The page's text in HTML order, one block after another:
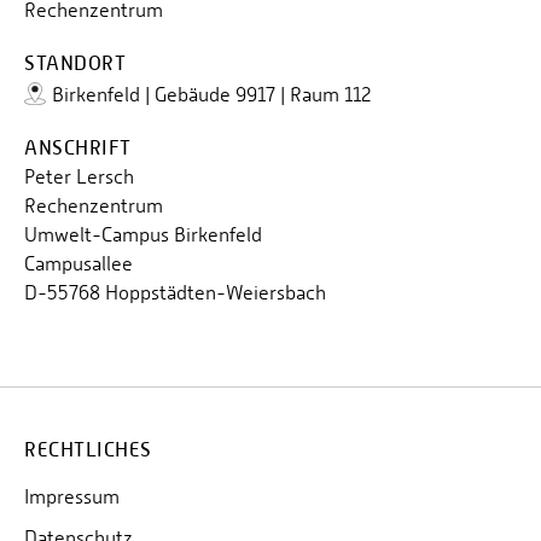
Personalvertretungen
Schwerbehindertenvertretungen
Informationssicherheit
Personalentwicklung
Personensuche
Rechenzentrum
STANDORT
Birkenfeld | Gebäude 9917 | Raum 112
ANSCHRIFT
Peter Lersch
Rechenzentrum
Umwelt-Campus Birkenfeld
Campusallee
D-55768 Hoppstädten-Weiersbach
RECHTLICHES
Impressum